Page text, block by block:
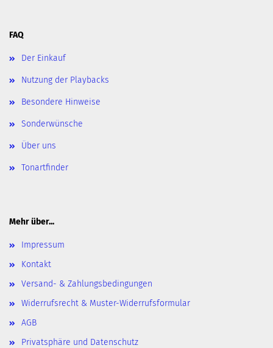
FAQ
Der Einkauf
Nutzung der Playbacks
Besondere Hinweise
Sonderwünsche
Über uns
Tonartfinder
Mehr über...
Impressum
Kontakt
Versand- & Zahlungsbedingungen
Widerrufsrecht & Muster-Widerrufsformular
AGB
Privatsphäre und Datenschutz